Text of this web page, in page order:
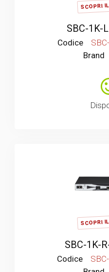
SCOPRI
SBC-1K-
Codice
Brand
SCOPRI
SBC-1K-
Codice